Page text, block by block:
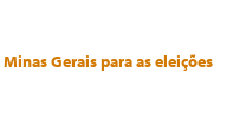
Gerais para as eleições